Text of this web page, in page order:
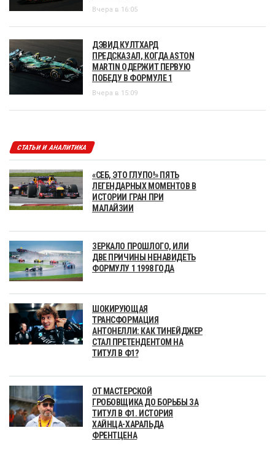
Вчера в 16:05
ДЭВИД КУЛТХАРД
ПРЕДСКАЗАЛ, КОГДА ASTON
MARTIN ОДЕРЖИТ ПЕРВУЮ
ПОБЕДУ В ФОРМУЛЕ 1
Вчера в 15:09
СТАТЬИ И АНАЛИТИКА
«СЕБ, ЭТО ГЛУПО!» ПЯТЬ
ЛЕГЕНДАРНЫХ МОМЕНТОВ В
ИСТОРИИ ГРАН ПРИ
МАЛАЙЗИИ
ЗЕРКАЛО ПРОШЛОГО, ИЛИ
ДВЕ ПРИЧИНЫ НЕНАВИДЕТЬ
ФОРМУЛУ 1 1998 ГОДА
ШОКИРУЮЩАЯ
ТРАНСФОРМАЦИЯ
АНТОНЕЛЛИ: КАК ТИНЕЙДЖЕР
СТАЛ ПРЕТЕНДЕНТОМ НА
ТИТУЛ В Ф1?
ОТ МАСТЕРСКОЙ
ГРОБОВЩИКА ДО БОРЬБЫ ЗА
ТИТУЛ В Ф1. ИСТОРИЯ
ХАЙНЦА-ХАРАЛЬДА
ФРЕНТЦЕНА